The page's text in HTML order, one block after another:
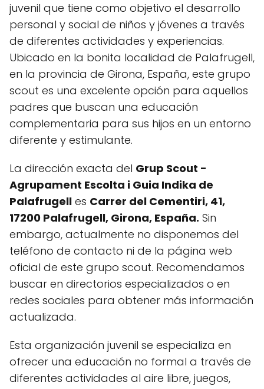
juvenil que tiene como objetivo el desarrollo
personal y social de niños y jóvenes a través
de diferentes actividades y experiencias.
Ubicado en la bonita localidad de Palafrugell,
en la provincia de Girona, España, este grupo
scout es una excelente opción para aquellos
padres que buscan una educación
complementaria para sus hijos en un entorno
diferente y estimulante.
La dirección exacta del Grup Scout -
Agrupament Escolta i Guia Indika de
Palafrugell es Carrer del Cementiri, 41,
17200 Palafrugell, Girona, España. Sin
embargo, actualmente no disponemos del
teléfono de contacto ni de la página web
oficial de este grupo scout. Recomendamos
buscar en directorios especializados o en
redes sociales para obtener más información
actualizada.
Esta organización juvenil se especializa en
ofrecer una educación no formal a través de
diferentes actividades al aire libre, juegos,